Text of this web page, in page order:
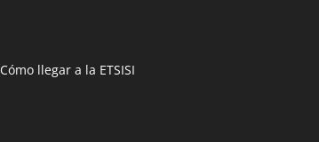
Cómo llegar a la ETSISI